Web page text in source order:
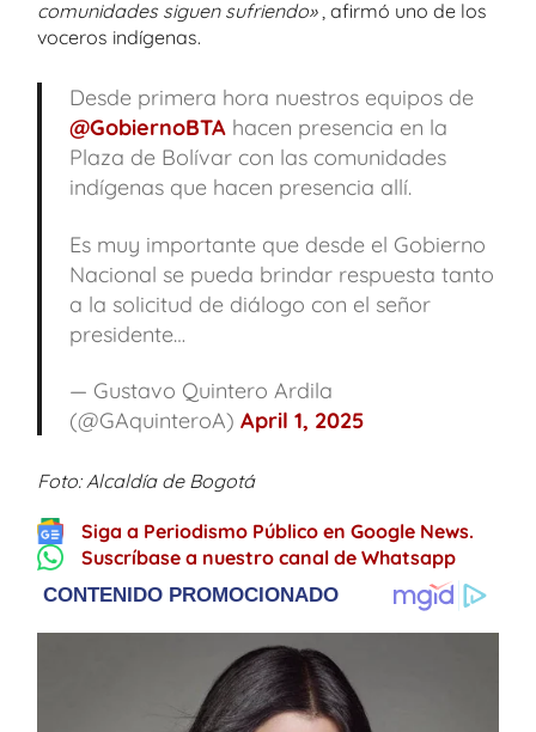
comunidades siguen sufriendo», afirmó uno de los
voceros indígenas.
Desde primera hora nuestros equipos de
@GobiernoBTAhacen presencia en la
Plaza de Bolívar con las comunidades
indígenas que hacen presencia allí.
Es muy importante que desde el Gobierno
Nacional se pueda brindar respuesta tanto
a la solicitud de diálogo con el señor
presidente…
— Gustavo Quintero Ardila
(@GAquinteroA) April 1, 2025
Foto: Alcaldía de Bogotá
Siga a Periodismo Público en Google News.
Suscríbase a nuestro canal de Whatsapp